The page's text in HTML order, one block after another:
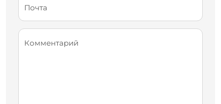
Почта
Комментарий